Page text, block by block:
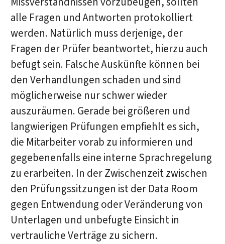
alle Fragen und Antworten protokolliert
werden. Natürlich muss derjenige, der
Fragen der Prüfer beantwortet, hierzu auch
befugt sein. Falsche Auskünfte können bei
den Verhandlungen schaden und sind
möglicherweise nur schwer wieder
auszuräumen. Gerade bei größeren und
langwierigen Prüfungen empfiehlt es sich,
die Mitarbeiter vorab zu informieren und
gegebenenfalls eine interne Sprachregelung
zu erarbeiten. In der Zwischenzeit zwischen
den Prüfungssitzungen ist der Data Room
gegen Entwendung oder Veränderung von
Unterlagen und unbefugte Einsicht in
vertrauliche Verträge zu sichern.